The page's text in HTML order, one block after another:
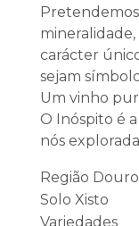
mineralidade,
carácter
sejam
Um vinho
O Inóspito é
nós
Região Douro
Solo Xisto
Variedades